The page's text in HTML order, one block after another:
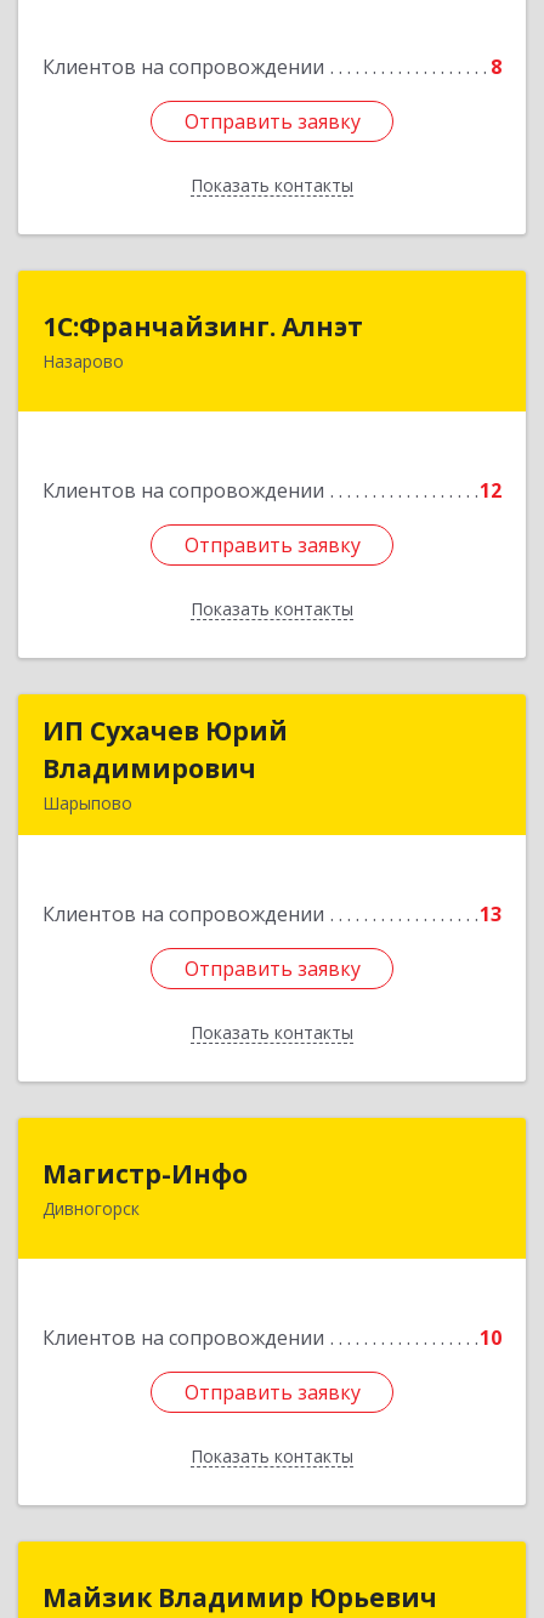
Клиентов на сопровождении 8
Отправить заявку
Показать контакты
Отправить заявку
Назад
1С:Франчайзинг. Алнэт
Назарово
Клиентов на сопровождении 12
Отправить заявку
Показать контакты
1С:Франчайзинг. Алнэт
662200, Красноярский край, Назарово г,
Отправить заявку
Назад
ИП Сухачев Юрий
Владимирович
Шарыпово
Клиентов на сопровождении 13
Отправить заявку
Показать контакты
ИП Сухачев Юрий
Подробнее
Отправить заявку
Назад
Магистр-Инфо
Дивногорск
Клиентов на сопровождении 10
Отправить заявку
Показать контакты
663090 Красноярский край Дивногорск г
Отправить заявку
Назад
Майзик Владимир Юрьевич